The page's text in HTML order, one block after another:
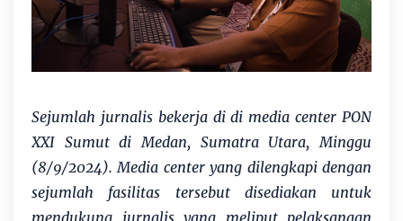
Sejumlah jurnalis bekerja di di media center PON
XXI Sumut di Medan, Sumatra Utara, Minggu
(8/9/2024). Media center yang dilengkapi dengan
sejumlah fasilitas tersebut disediakan untuk
mendukung jurnalis yang meliput pelaksanaan